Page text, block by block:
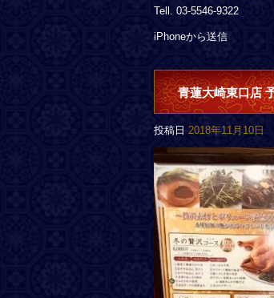
Tell. 03-5546-9322
iPhoneから送信
青蓮大崎東口店
投稿日 2018年11月10日